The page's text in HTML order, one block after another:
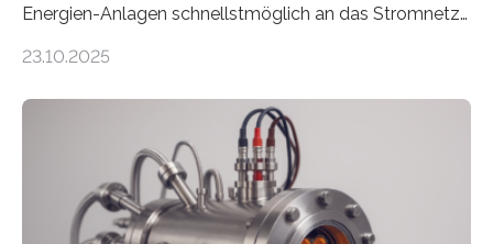
Energien-Anlagen schnellstmöglich an das Stromnetz
ermöglichen. Doch der dafür nötige Netzausbau hinkt
einem „Anschlussstau“. Die Stiftung
Umweltenergierecht hat den Rechtsrahmen in einem
neuen Bericht für die Praxis eingeordnet – inklusive der
Rolle von flexiblen Netzanschlussvereinbarungen. Der
Netzanschluss von Erneuerbare-Energien-Anlagen
23.10.2025